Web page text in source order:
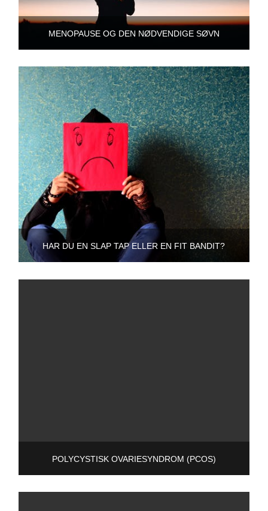
MENOPAUSE OG DEN NØDVENDIGE SØVN
HAR DU EN SLAP TAP ELLER EN FIT BANDIT?
POLYCYSTISK OVARIESYNDROM (PCOS)